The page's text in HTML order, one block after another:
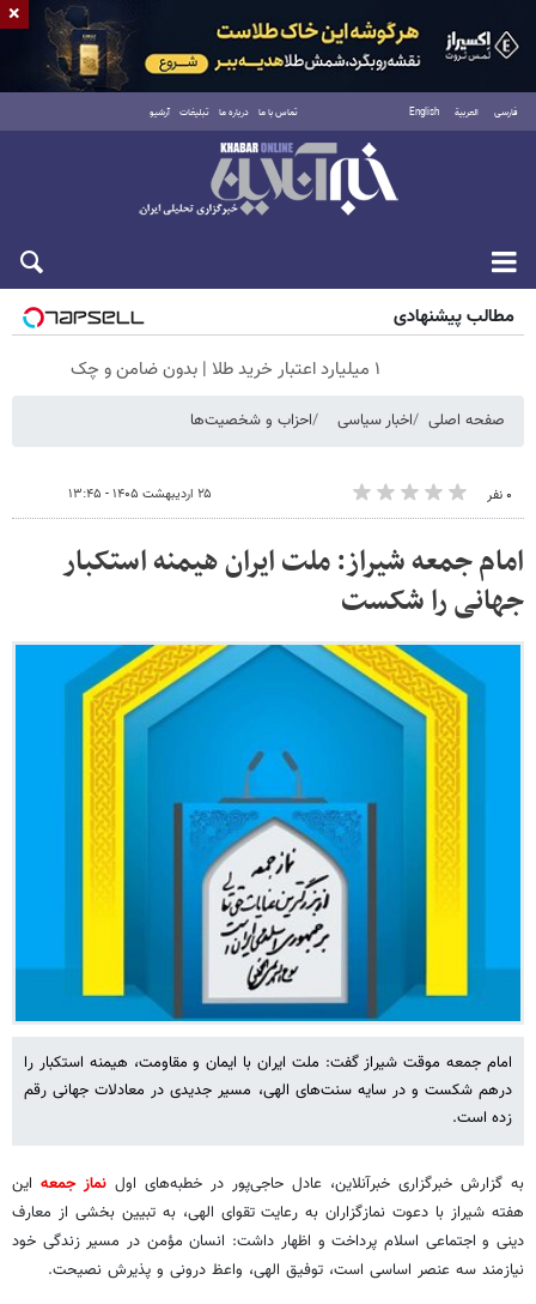
فارسی العربية English تماس با ما درباره ما تبلیغات آرشیو
جمعه ۱۶ مرداد ۱۴۰۵
مطالب پیشنهادی
۱ میلیارد اعتبار خرید طلا | بدون ضامن و چک
صفحه اصلی اخبار سیاسی احزاب و شخصیت‌ها
۰ نفر ۲۵ اردیبهشت ۱۴۰۵ - ۱۳:۴۵
امام جمعه شیراز: ملت ایران هیمنه استکبار
جهانی را شکست
امام جمعه موقت شیراز گفت: ملت ایران با ایمان و مقاومت، هیمنه استکبار را
درهم شکست و در سایه سنت‌های الهی، مسیر جدیدی در معادلات جهانی رقم
زده است.
به گزارش خبرگزاری خبرآنلاین، عادل حاجی‌پور در خطبه‌های اول نماز جمعه این
هفته شیراز با دعوت نمازگزاران به رعایت تقوای الهی، به تبیین بخشی از معارف
دینی و اجتماعی اسلام پرداخت و اظهار داشت: انسان مؤمن در مسیر زندگی خود
نیازمند سه عنصر اساسی است، توفیق الهی، واعظ درونی و پذیرش نصیحت.
×